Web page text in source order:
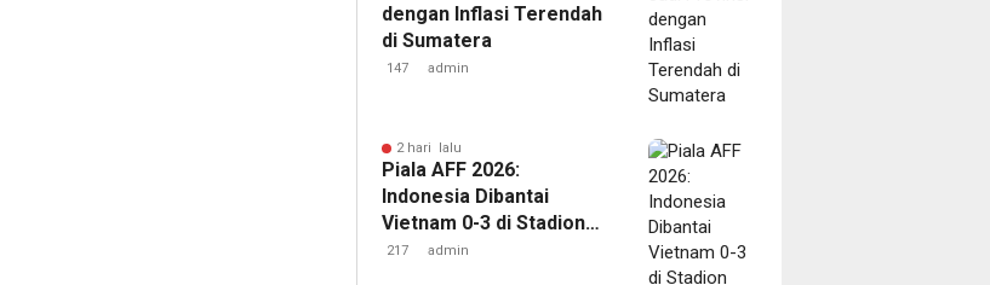
dengan Inflasi Terendah
di Sumatera
147 admin
2 hari lalu
Piala AFF 2026:
Indonesia Dibantai
Vietnam 0-3 di Stadion
Pakansari
217 admin